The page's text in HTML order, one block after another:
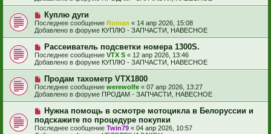
и
е
б
щ
е
н
и
е
о
е
с
о
о
б
щ
е
н
и
е
Н
о
в
о
е
с
о
о
б
щ
е
н
и
е
Куплю дуги
Последнее сообщение Roman « 14 апр 2026, 15:08
Добавлено в форуме КУПЛЮ - ЗАПЧАСТИ, НАВЕСНОЕ
Н
о
в
о
е
с
о
о
б
щ
е
н
и
Рассеиватель подсветки номера 1300S.
Последнее сообщение VTX S « 12 апр 2026, 13:46
Добавлено в форуме КУПЛЮ - ЗАПЧАСТИ, НАВЕСНОЕ
Н
о
в
о
е
с
о
о
Продам тахометр VTX1800
Последнее сообщение werewolfe « 07 апр 2026, 13:27
Добавлено в форуме ПРОДАМ - ЗАПЧАСТИ, НАВЕСНОЕ
Н
в
о
Нужна помощь в осмотре мотоцикла в Белоруссии и
подскажите по процедуре покупки
Последнее сообщение Twin79 « 04 апр 2026, 10:57